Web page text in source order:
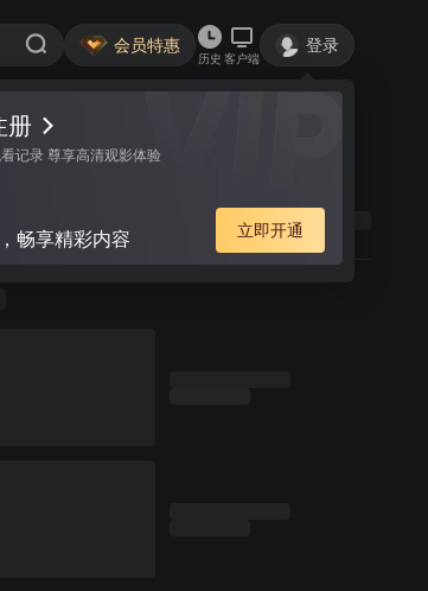
会员特惠
历史 客户端
登录
册
记录 尊享高清观影体验
畅享精彩内容 立即开通